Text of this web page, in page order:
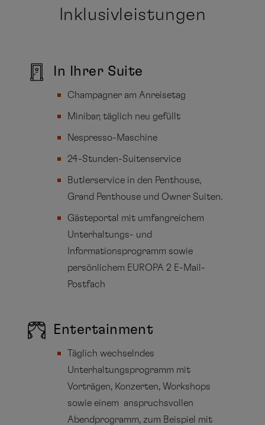
Inklusivleistungen
In Ihrer Suite
Champagner am Anreisetag
Minibar, täglich neu gefüllt
Nespresso-Maschine
24-Stunden-Suitenservice
Butlerservice in den Penthouse,
Grand Penthouse und Owner Suiten.
Gästeportal mit umfangreichem
Unterhaltungs- und
Informationsprogramm sowie
persönlichem EUROPA 2 E-Mail-
Postfach
Entertainment
Täglich wechselndes
Unterhaltungsprogramm mit
Vorträgen, Konzerten, Workshops
sowie einem anspruchsvollen
Abendprogramm, zum Beispiel mit